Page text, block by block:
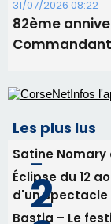
Satine Nomary
Éclipse du 12
d'un spectacle
avant le
profiter
En Corse, un
Newsletter